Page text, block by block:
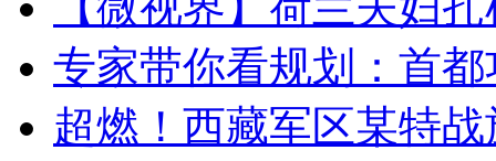
专家带你看规划：首
超燃！西藏军区某特